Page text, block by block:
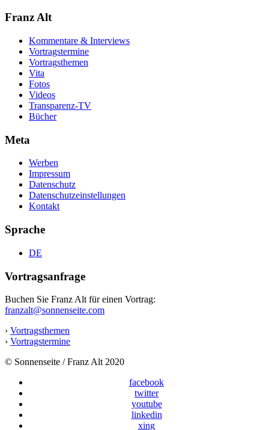
Franz Alt
Kommentare & Interviews
Vortragstermine
Vortragsthemen
Vita
Fotos
Videos
Transparenz-TV
Bücher
Meta
Werben
Impressum
Datenschutz
Datenschutzeinstellungen
Kontakt
Sprache
DE
Vortragsanfrage
Buchen Sie Franz Alt für einen Vortrag:
franzalt@sonnenseite.com
› Vortragsthemen
› Vortragstermine
© Sonnenseite / Franz Alt 2020
facebook
twitter
youtube
linkedin
xing